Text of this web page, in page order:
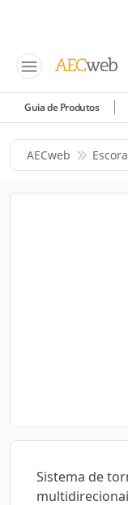
Guia de Produtos
AECweb
Sistema de